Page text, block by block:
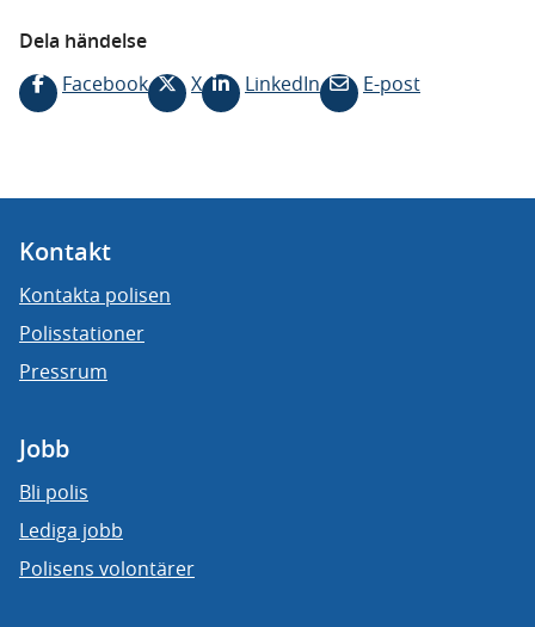
Dela händelse
Facebook
X LinkedIn E-post
Kontakt
Kontakta polisen
Polisstationer
Pressrum
Jobb
Bli polis
Lediga jobb
Polisens volontärer